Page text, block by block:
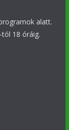
alatt.
18 óráig.